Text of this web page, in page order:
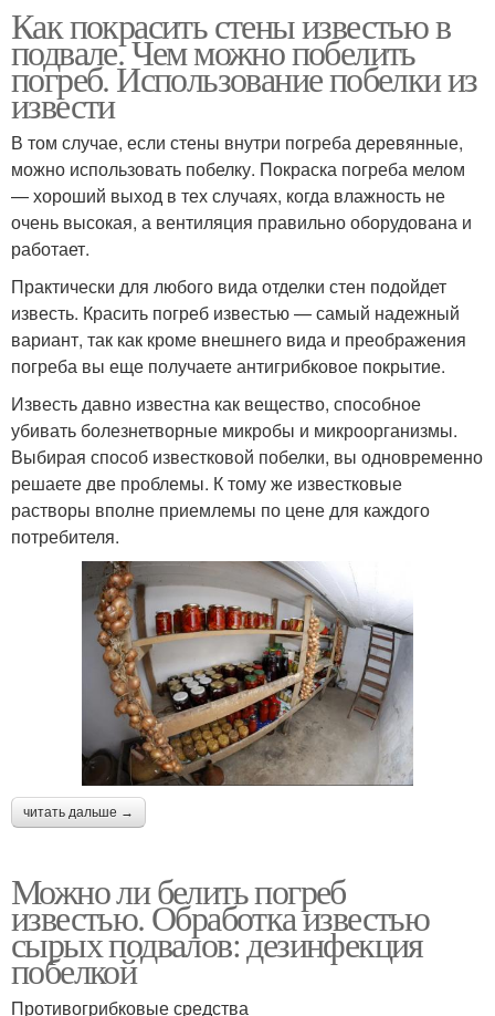
Как покрасить стены известью в
подвале. Чем можно побелить
погреб. Использование побелки из
извести
В том случае, если стены внутри погреба деревянные,
можно использовать побелку. Покраска погреба мелом
— хороший выход в тех случаях, когда влажность не
очень высокая, а вентиляция правильно оборудована и
работает.
Практически для любого вида отделки стен подойдет
известь. Красить погреб известью — самый надежный
вариант, так как кроме внешнего вида и преображения
погреба вы еще получаете антигрибковое покрытие.
Известь давно известна как вещество, способное
убивать болезнетворные микробы и микроорганизмы.
Выбирая способ известковой побелки, вы одновременно
решаете две проблемы. К тому же известковые
растворы вполне приемлемы по цене для каждого
потребителя.
читать дальше →
Можно ли белить погреб
известью. Обработка известью
сырых подвалов: дезинфекция
побелкой
Противогрибковые средства